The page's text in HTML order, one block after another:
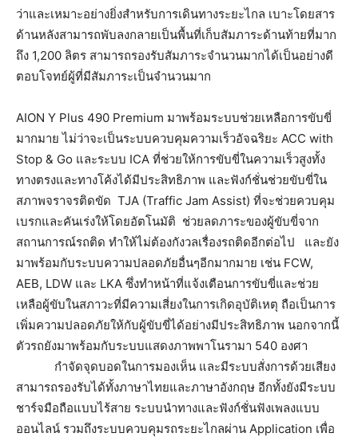
ว่าและเหมาะอย่างยิ่งสำหรับการเดินทางระยะไกล เบาะโดยสาร
ด้านหลังสามารถพับลงกลายเป็นพื้นที่เก็บสัมภาระด้านท้ายที่มาก
ถึง 1,200 ลิตร สามารถรองรับสัมภาระจำนวนมากได้เป็นอย่างดี
ตอบโจทย์ผู้ที่มีสัมภาระเป็นจำนวนมาก
AION Y Plus 490 Premium มาพร้อมระบบช่วยเหลือการขับขี่
มากมาย ไม่ว่าจะเป็นระบบควบคุมความเร็วอัจฉริยะ ACC with
Stop & Go และระบบ ICA ที่ช่วยให้การขับขี่ในความเร็วสูงทั้ง
ทางตรงและทางโค้งได้มีประสิทธิภาพ และฟังก์ชั่นช่วยขับขี่ใน
สภาพจราจรติดขัด TJA (Traffic Jam Assist) ที่จะช่วยควบคุม
เบรกและคันเร่งให้โดยอัตโนมัติ ช่วยลดภาระของผู้ขับขี่จาก
สถานการณ์รถติด ทำให้ไม่ต้องกังวลเรื่องรถติดอีกต่อไป และยัง
มาพร้อมกับระบบความปลอดภัยอื่นๆอีกมากมาย เช่น FCW,
AEB, LDW และ LKA ซึ่งทำหน้าที่แจ้งเตือนการขับขี่และช่วย
เหลือผู้ขับในสภาวะที่มีความเสี่ยงในการเกิดอุบัติเหตุ ถือเป็นการ
เพิ่มความปลอดภัยให้กับผู้ขับขี่ได้อย่างมีประสิทธิภาพ นอกจากนี้
ตัวรถยังมาพร้อมกับระบบแสดงภาพพาโนรามา 540 องศา
กำจัดจุดบอดในการมองเห็น และมีระบบสั่งการด้วยเสียง
สามารถรองรับได้ทั้งภาษาไทยและภาษาอังกฤษ อีกทั้งยังมีระบบ
ชาร์จมือถือแบบไร้สาย ระบบนำทางและฟังก์ชั่นฟังเพลงแบบ
ออนไลน์ รวมถึงระบบควบคุมรถระยะไกลผ่าน Application เพื่อ